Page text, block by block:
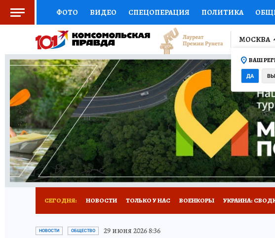
ФОТО ВИДЕО СПЕЦОПЕРАЦИЯ ПОЛИТИКА
СОЦПОДДЕРЖКА НАУКА СПОРТ КОЛУМНИСТЫ
ВЫБОР ЭКСПЕРТОВ ДОКТОР ФИНАНСЫ
КНИЖНАЯ ПОЛКА ПРОГНОЗЫ НА СПОРТ
ПРЕСС-ЦЕНТР НЕДВИЖИМОСТЬ ТЕЛЕВИЗОР
РАДИО КП РЕКЛАМА ТЕСТЫ НОВОЕ НА САЙТЕ
МОСКВА
ВАШ
ДА
СЕГОДНЯ: НОВОСТИ ТОЛЬКО У НАС ВОЕНКОРЫ УКРАИНА:
ИСПЫТАНО НА СЕБЕ
НОВОСТИ ОБЩЕСТВО 29 июня 2026 8:36